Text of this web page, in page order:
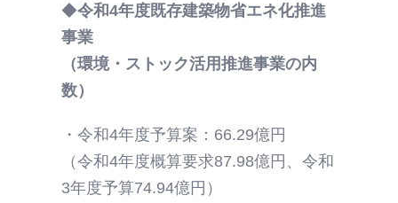
◆令和4年度既存建築物省エネ化推進
事業
（環境・ストック活用推進事業の内
数）
・令和4年度予算案：66.29億円
（令和4年度概算要求87.98億円、令和
3年度予算74.94億円）